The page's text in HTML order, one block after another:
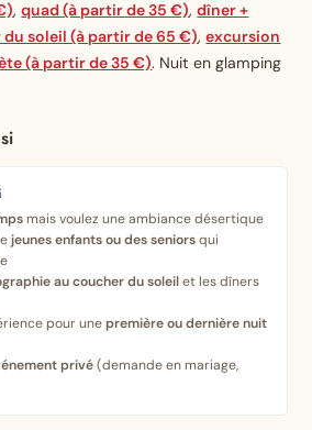
,quad (à partir de 35 €),dîner +
soleil (à partir de 65 €),excursion
(à partir de 35 €). Nuit en glamping
mais voulez une ambiance désertique
jeunes enfants ou des seniorsqui
au coucher du soleilet les dîners
pour unepremière ou dernière nuit
privé(demande en mariage,